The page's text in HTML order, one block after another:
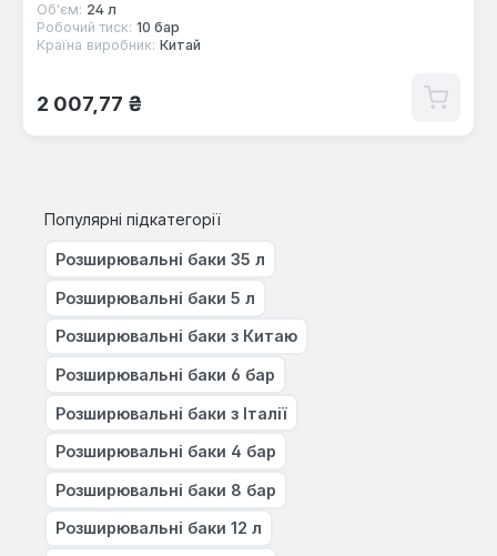
Об'єм: 24 л
Робочий тиск: 10 бар
Країна виробник: Китай
Звичайна ціна:
2 007,77 ₴
Популярні підкатегорії
Розширювальні баки 35 л
Розширювальні баки 5 л
Розширювальні баки з Китаю
Розширювальні баки 6 бар
Розширювальні баки з Італії
Розширювальні баки 4 бар
Розширювальні баки 8 бар
Розширювальні баки 12 л